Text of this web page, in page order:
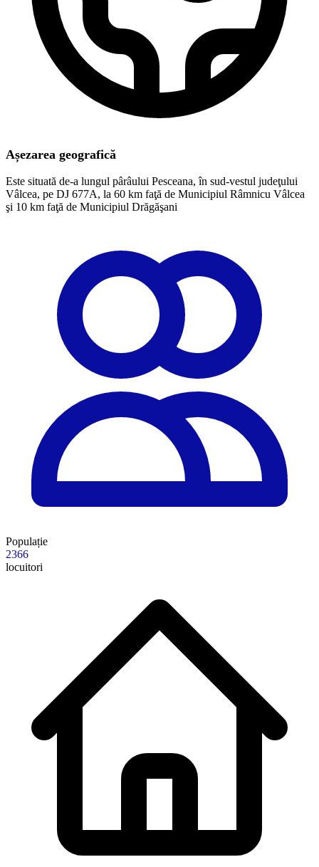
Așezarea geografică
Este situată de-a lungul pârâului Pesceana, în sud-vestul judeţului
Vâlcea, pe DJ 677A, la 60 km faţă de Municipiul Râmnicu Vâlcea
şi 10 km faţă de Municipiul Drăgăşani
Populație
2366
locuitori